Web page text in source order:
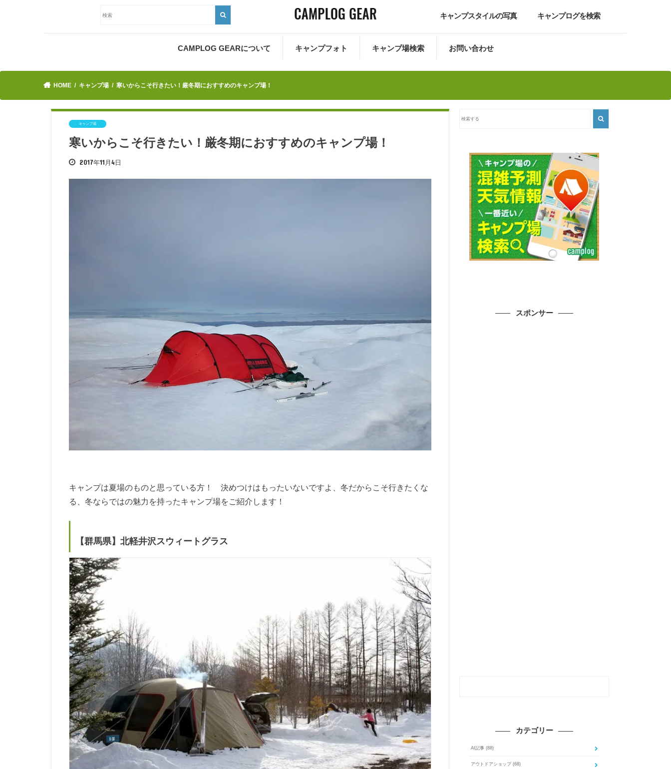
キャンプスタイルの写真 キャンプログを検索
CAMPLOG GEARについて キャンプフォト キャンプ場検索 お問い合わせ
HOME キャンプ場 寒いからこそ行きたい！厳冬期におすすめのキャンプ場！
キャンプ場
寒いからこそ行きたい！厳冬期におすすめのキャンプ場！
2017年11月4日
キャンプは夏場のものと思っている方！ 決めつけはもったいないですよ、冬だからこそ行きたくな
る、冬ならではの魅力を持ったキャンプ場をご紹介します！
【群馬県】北軽井沢スウィートグラス
スポンサー
カテゴリー
AI記事 (88)
アウトドアショップ (68)